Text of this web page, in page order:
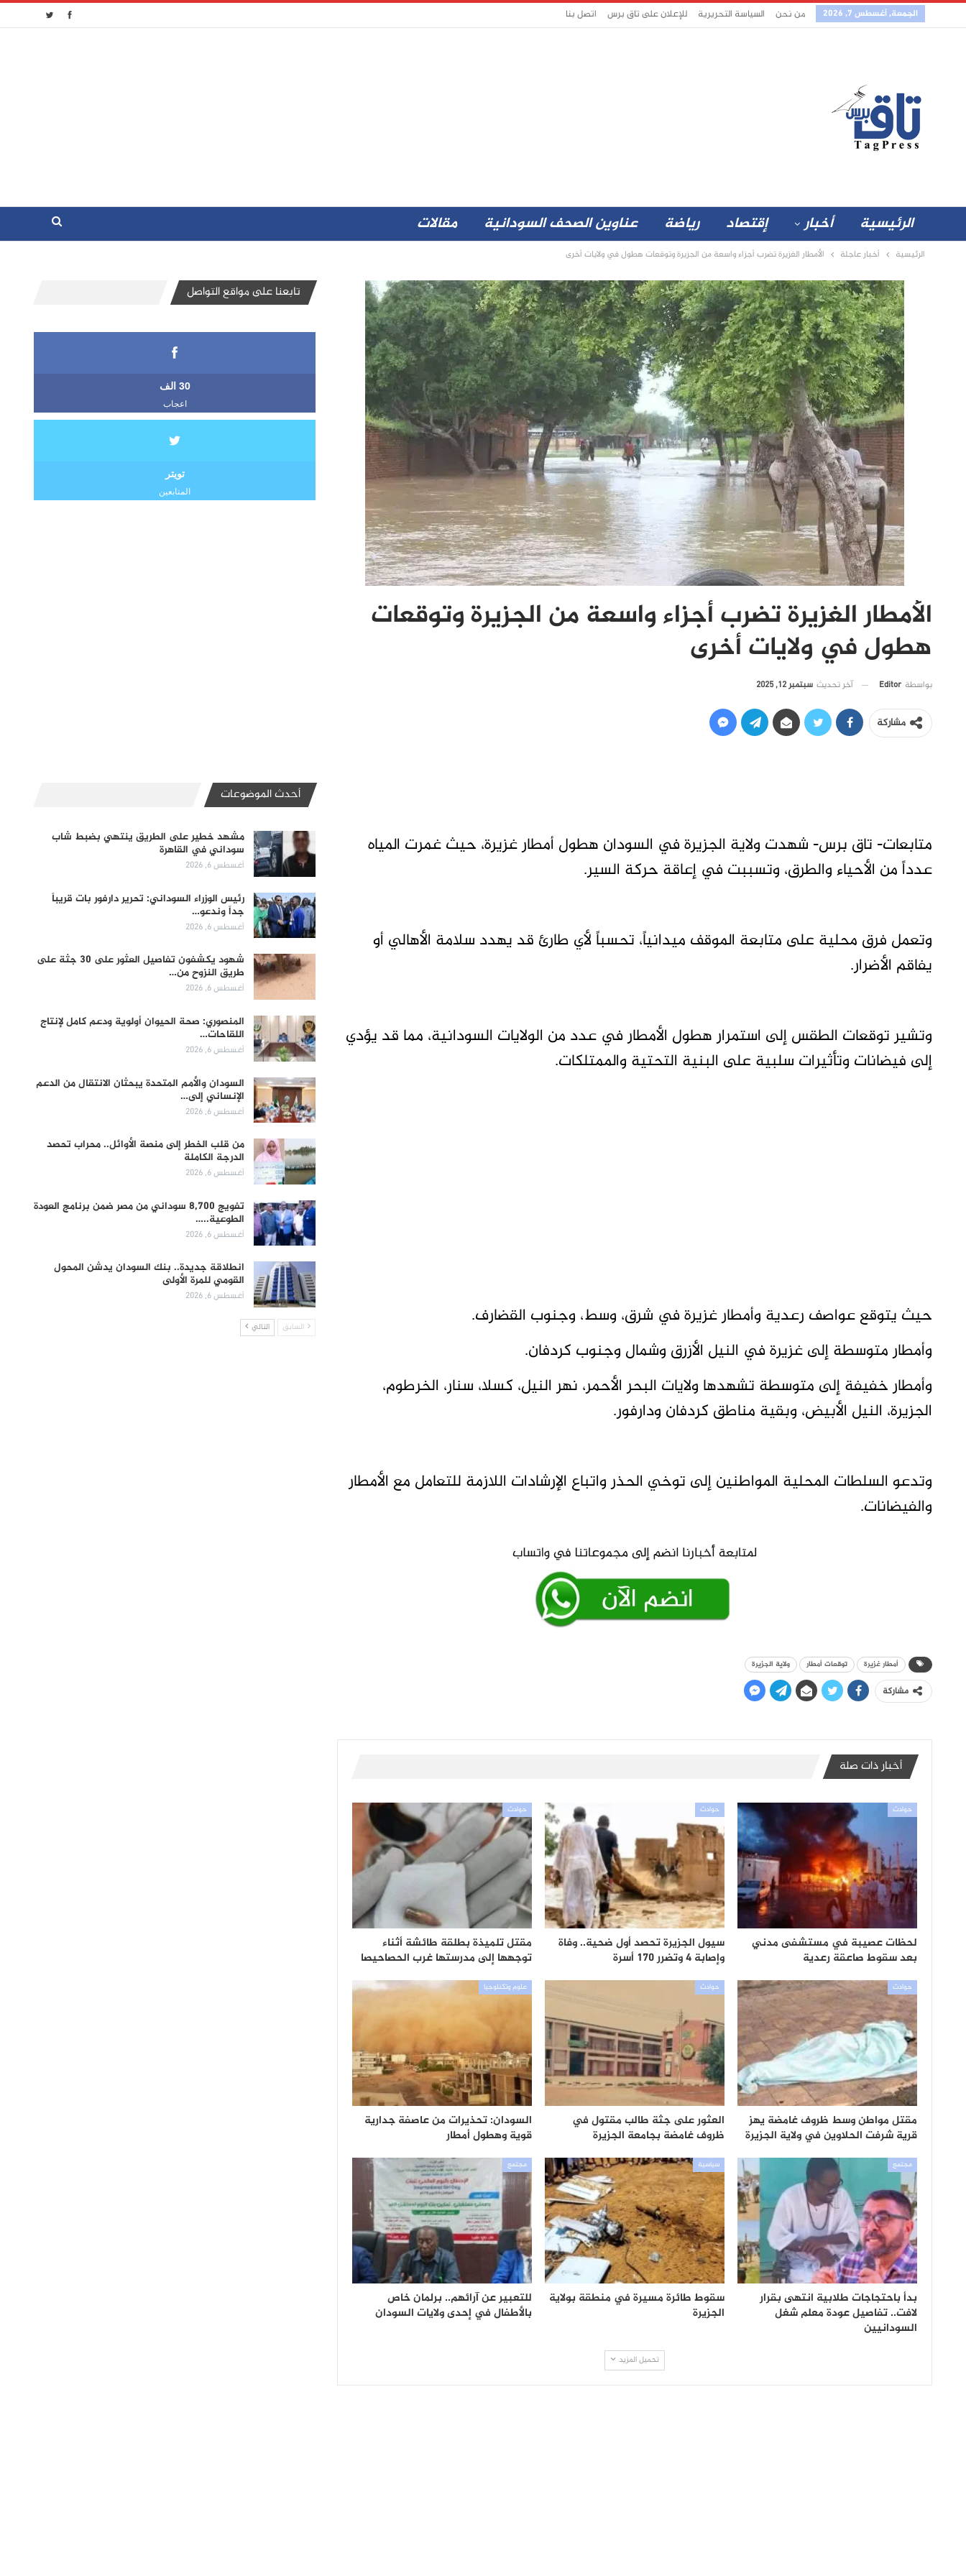
الجمعة, أغسطس 7, 2026 من نحن السياسة التحريرية للإعلان على تاق برس اتصل بنا
الرئيسية أخبار إقتصاد رياضة عناوين الصحف السودانية مقالات
الرئيسية أخبار عاجلة الأمطار الغزيرة تضرب أجزاء واسعة من الجزيرة وتوقعات هطول في ولايات أخرى
الأمطار الغزيرة تضرب أجزاء واسعة من الجزيرة وتوقعات
هطول في ولايات أخرى
بواسطة Editor آخر تحديث سبتمبر 12, 2025
مشاركة
متابعات- تاق برس- شهدت ولاية الجزيرة في السودان هطول أمطار غزيرة، حيث غمرت المياه
عدداً من الأحياء والطرق، وتسببت في إعاقة حركة السير.
وتعمل فرق محلية على متابعة الموقف ميدانياً، تحسباً لأي طارئ قد يهدد سلامة الأهالي أو
يفاقم الأضرار.
وتشير توقعات الطقس إلى استمرار هطول الأمطار في عدد من الولايات السودانية، مما قد يؤدي
إلى فيضانات وتأثيرات سلبية على البنية التحتية والممتلكات.
حيث يتوقع عواصف رعدية وأمطار غزيرة في شرق، وسط، وجنوب القضارف.
وأمطار متوسطة إلى غزيرة في النيل الأزرق وشمال وجنوب كردفان.
وأمطار خفيفة إلى متوسطة تشهدها ولايات البحر الأحمر، نهر النيل، كسلا، سنار، الخرطوم،
الجزيرة، النيل الأبيض، وبقية مناطق كردفان ودارفور.
وتدعو السلطات المحلية المواطنين إلى توخي الحذر واتباع الإرشادات اللازمة للتعامل مع الأمطار
والفيضانات.
أمطار غزيرة توقعات أمطار ولاية الجزيرة
مشاركة
أخبار ذات صلة
حوادث
لحظات عصيبة في مستشفى مدني
بعد سقوط صاعقة رعدية
حوادث
سيول الجزيرة تحصد أول ضحية.. وفاة
وإصابة 4 وتضرر 170 أسرة
حوادث
مقتل تلميذة بطلقة طائشة أثناء
توجهها إلى مدرستها غرب الحصاحيصا
حوادث
مقتل مواطن وسط ظروف غامضة يهز
قرية شرفت الحلاوين في ولاية الجزيرة
حوادث
العثور على جثة طالب مقتول في
ظروف غامضة بجامعة الجزيرة
علوم وتكنلوجيا
السودان: تحذيرات من عاصفة جدارية
قوية وهطول أمطار
مجتمع
بدأ باحتجاجات طلابية انتهى بقرار
لافت.. تفاصيل عودة معلم شغل
السودانيين
سياسية
سقوط طائرة مسيرة في منطقة بولاية
الجزيرة
مجتمع
للتعبير عن آرائهم.. برلمان خاص
بالأطفال في إحدى ولايات السودان
تحميل المزيد
تابعنا على مواقع التواصل
30 الف
اعجاب
تويتر
المتابعين
أحدث الموضوعات
مشهد خطير على الطريق ينتهي بضبط شاب
سوداني في القاهرة
أغسطس 6, 2026
رئيس الوزراء السوداني: تحرير دارفور بات قريباً
جداً وندعو…
أغسطس 6, 2026
شهود يكشفون تفاصيل العثور على 30 جثة على
طريق النزوح من…
أغسطس 6, 2026
المنصوري: صحة الحيوان أولوية ودعم كامل لإنتاج
اللقاحات…
أغسطس 6, 2026
السودان والأمم المتحدة يبحثان الانتقال من الدعم
الإنساني إلى…
أغسطس 6, 2026
من قلب الخطر إلى منصة الأوائل.. محراب تحصد
الدرجة الكاملة
أغسطس 6, 2026
تفويج 8,700 سوداني من مصر ضمن برنامج العودة
الطوعية..…
أغسطس 6, 2026
انطلاقة جديدة.. بنك السودان يدشن المحول
القومي للمرة الأولى
أغسطس 6, 2026
السابق التالي